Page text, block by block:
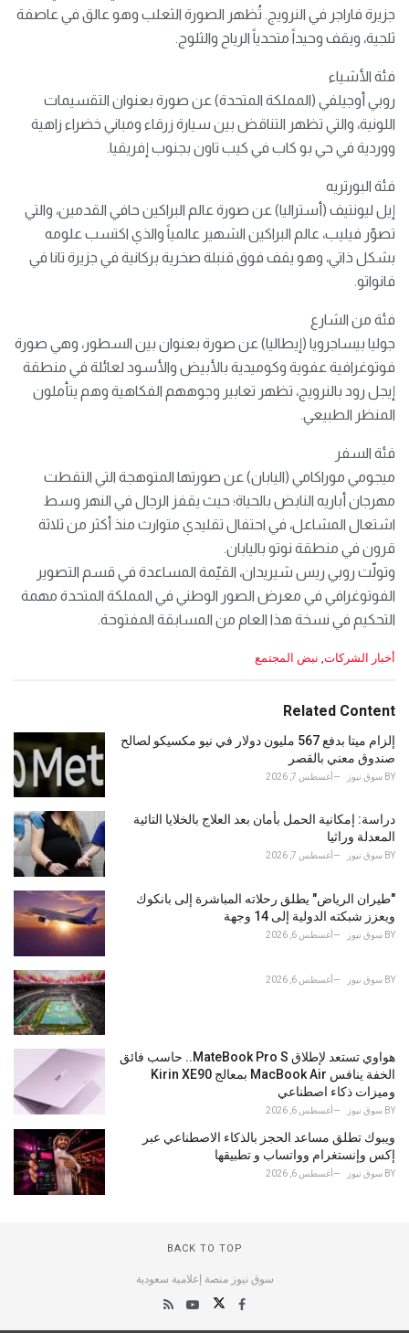
جزيرة فاراجر في النرويج. تُظهر الصورة الثعلب وهو عالق في عاصفة
ثلجية، ويقف وحيداً متحدياً الرياح والثلوج.
فئة الأشياء
روبي أوجيلفي (المملكة المتحدة) عن صورة بعنوان التقسيمات
اللونية، والتي تظهر التناقض بين سيارة زرقاء ومباني خضراء زاهية
ووردية في حي بو كاب في كيب تاون بجنوب إفريقيا.
فئة البورتريه
إيل ليونتيف (أستراليا) عن صورة عالم البراكين حافي القدمين، والتي
تصوّر فيليب، عالم البراكين الشهير عالمياً والذي اكتسب علومه
بشكل ذاتي، وهو يقف فوق قنبلة صخرية بركانية في جزيرة تانا في
فانواتو.
فئة من الشارع
جوليا بيساجرويا (إيطاليا) عن صورة بعنوان بين السطور، وهي صورة
فوتوغرافية عفوية وكوميدية بالأبيض والأسود لعائلة في منطقة
إيجل رود بالنرويج، تظهر تعابير وجوههم الفكاهية وهم يتأملون
المنظر الطبيعي.
فئة السفر
ميجومي موراكامي (اليابان) عن صورتها المتوهجة التي التقطت
مهرجان أباريه النابض بالحياة؛ حيث يقفز الرجال في النهر وسط
اشتعال المشاعل، في احتفال تقليدي متوارث منذ أكثر من ثلاثة
قرون في منطقة نوتو باليابان.
وتولّت روبي ريس شيريدان، القيّمة المساعدة في قسم التصوير
الفوتوغرافي في معرض الصور الوطني في المملكة المتحدة مهمة
التحكيم في نسخة هذا العام من المسابقة المفتوحة.
C
e
o
r
i
:
أخبار الشركات, نبض المجتمع
Related Content
إلزام ميتا بدفع 567 مليون دولار في نيو مكسيكو لصالح
صندوق معني بالقصر
BY سوق نيوز أغسطس 7, 2026
دراسة: إمكانية الحمل بأمان بعد العلاج بالخلايا التائية
المعدلة وراثيا
BY سوق نيوز أغسطس 7, 2026
"طيران الرياض" يطلق رحلاته المباشرة إلى بانكوك
ويعزز شبكته الدولية إلى 14 وجهة
BY سوق نيوز أغسطس 6, 2026
BY سوق نيوز أغسطس 6, 2026
هواوي تستعد لإطلاق MateBook Pro S.. حاسب فائق
الخفة ينافس MacBook Air بمعالج Kirin XE90
وميزات ذكاء اصطناعي
BY سوق نيوز أغسطس 6, 2026
ويبوك تطلق مساعد الحجز بالذكاء الاصطناعي عبر
إكس وإنستغرام وواتساب و تطبيقها
BY سوق نيوز أغسطس 6, 2026
BACK TO TOP
سوق نيوز منصة إعلامية سعودية